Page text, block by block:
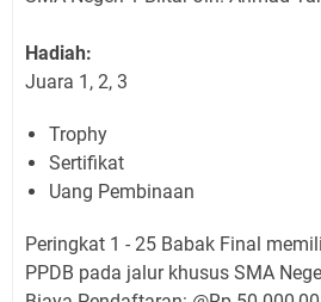
Hadiah:
Juara 1, 2, 3
Trophy
Sertifikat
Uang Pembinaan
Peringkat 1 - 25 Babak Final
PPDB pada jalur khusus SMA